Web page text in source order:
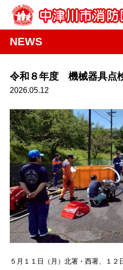
NEWS
令和８年度 機械器具点
2026.05.12
５月１１日（月）北署・西署、１